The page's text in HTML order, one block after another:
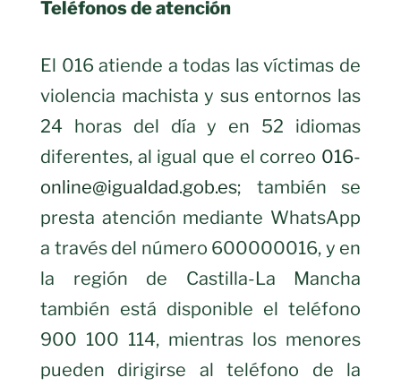
Teléfonos de atención
El 016 atiende a todas las víctimas de
violencia machista y sus entornos las
24 horas del día y en 52 idiomas
diferentes, al igual que el correo 016-
online@igualdad.gob.es; también se
presta atención mediante WhatsApp
a través del número 600000016, y en
la región de Castilla-La Mancha
también está disponible el teléfono
900 100 114, mientras los menores
pueden dirigirse al teléfono de la